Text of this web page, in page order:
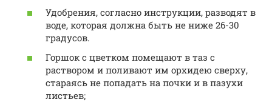
Удобрения, согласно инструкции, разводят в
воде, которая должна быть не ниже 26-30
градусов.
Горшок с цветком помещают в таз с
раствором и поливают им орхидею сверху,
стараясь не попадать на почки и в пазухи
листьев;